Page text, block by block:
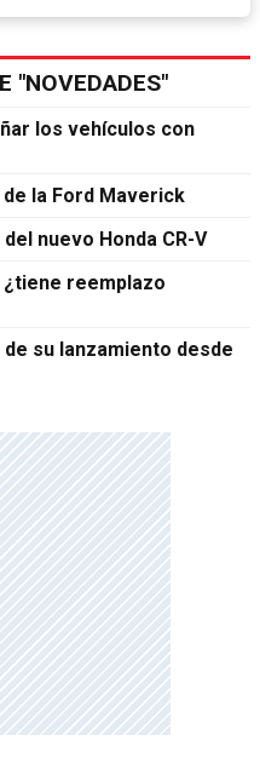
"NOVEDADES"
los vehículos con
la Ford Maverick
nuevo Honda CR-V
¿tiene reemplazo
su lanzamiento desde